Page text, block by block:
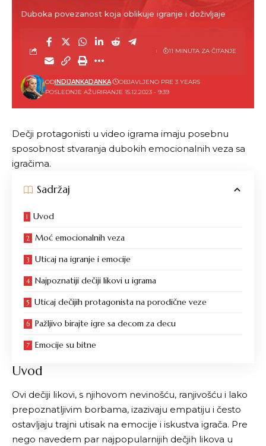
Duboka povezanost koja oblikuje igranje i doživljaje
POSLEDNJE AŽURIRANJE 15.12.2023 - 9:39
ODINDIJANKADANKA OBJAVLJENO PRE 3 YEARS
11 MINUTA ZA ČITANJE
Dečji protagonisti u video igrama imaju posebnu
sposobnost stvaranja dubokih emocionalnih veza sa
igračima.
Sadržaj
Uvod
Moć emocionalnih veza
Uticaj na igranje i emocije
Najpoznatiji dečiji likovi u igrama
Uticaj dečijih protagonista na porodične veze
Pažljivo birajte igre sa decom za decu
Emocije su bitne
Uvod
Ovi dečiji likovi, s njihovom nevinošću, ranjivošću i lako
prepoznatljivim borbama, izazivaju empatiju i često
ostavljaju trajni utisak na emocije i iskustva igrača. Pre
nego navedem par najpopularnijih dečjih likova u